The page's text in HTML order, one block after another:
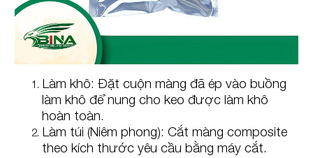
Làm khô: Đặt cuộn màng đã ép vào buồng
làm khô để nung cho keo được làm khô
hoàn toàn.
Làm túi (Niêm phong): Cắt màng composite
theo kích thước yêu cầu bằng máy cắt.